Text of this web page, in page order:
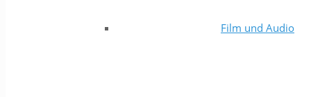
Film und Audio